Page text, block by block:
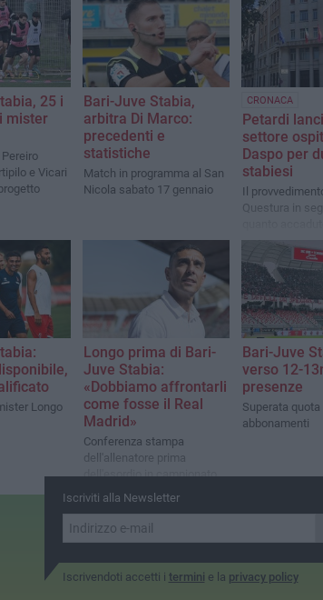
25 i
mister
e Vicari
Bari-Juve Stabia,
arbitra Di Marco:
precedenti e
statistiche
Match in programma al San
Nicola sabato 17 gennaio
CRONACA
Petardi
settore
Daspo per
stabiesi
Il
Questura in
17 agosto
Longo
Longo prima di Bari-
Juve Stabia:
«Dobbiamo affrontarli
come fosse il Real
Madrid»
Conferenza stampa
dell'allenatore prima
dell'esordio in campionato
Bari-Juve
verso 12-
presenze
Superata quota
abbonamenti
Iscriviti alla Newsletter
Iscrivendoti accetti i termini e la privacy policy